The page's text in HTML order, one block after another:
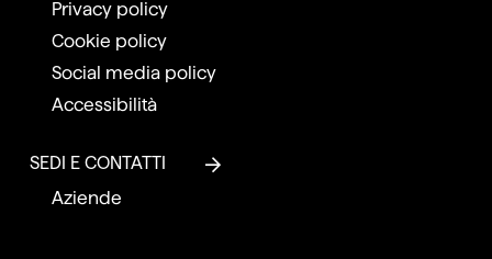
Privacy policy
Cookie policy
Social media policy
Accessibilità
SEDI E CONTATTI
Aziende